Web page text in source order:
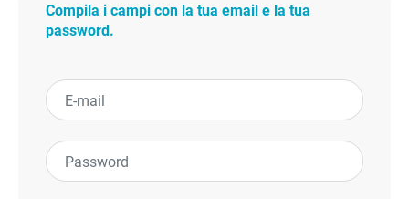
Compila i campi con la tua email e la tua
password.